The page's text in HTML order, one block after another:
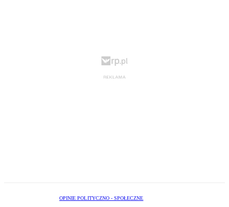
OPINIE POLITYCZNO - SPOŁECZNE